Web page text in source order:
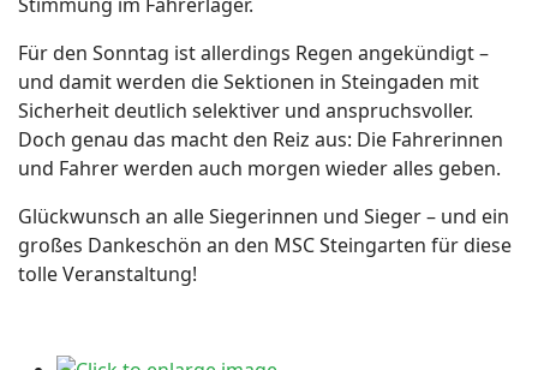
Für den Sonntag ist allerdings Regen angekündigt –
und damit werden die Sektionen in Steingaden mit
Sicherheit deutlich selektiver und anspruchsvoller.
Doch genau das macht den Reiz aus: Die Fahrerinnen
und Fahrer werden auch morgen wieder alles geben.
Glückwunsch an alle Siegerinnen und Sieger – und ein
großes Dankeschön an den MSC Steingarten für diese
tolle Veranstaltung!